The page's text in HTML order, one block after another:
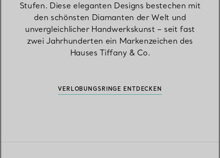
Stufen. Diese eleganten Designs bestechen mit
den schönsten Diamanten der Welt und
unvergleichlicher Handwerkskunst – seit fast
zwei Jahrhunderten ein Markenzeichen des
Hauses Tiffany & Co.
VERLOBUNGSRINGE ENTDECKEN